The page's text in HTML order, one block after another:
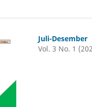
Juli-Desember
Vol. 3 No. 1